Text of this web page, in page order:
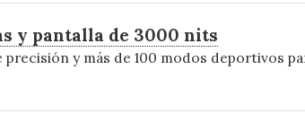
y pantalla de 3000 nits
y más de 100 modos deportivos